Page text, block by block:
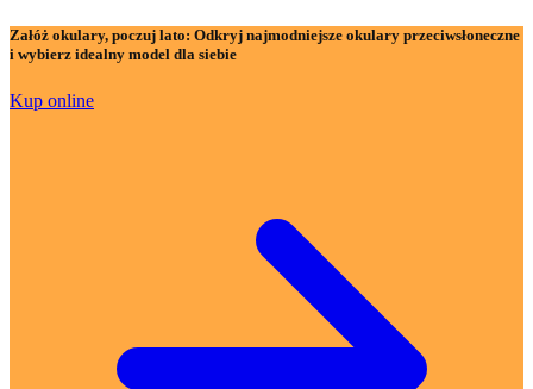
Załóż okulary, poczuj lato: Odkryj najmodniejsze okulary przeciwsłoneczne
i wybierz idealny model dla siebie
Kup online